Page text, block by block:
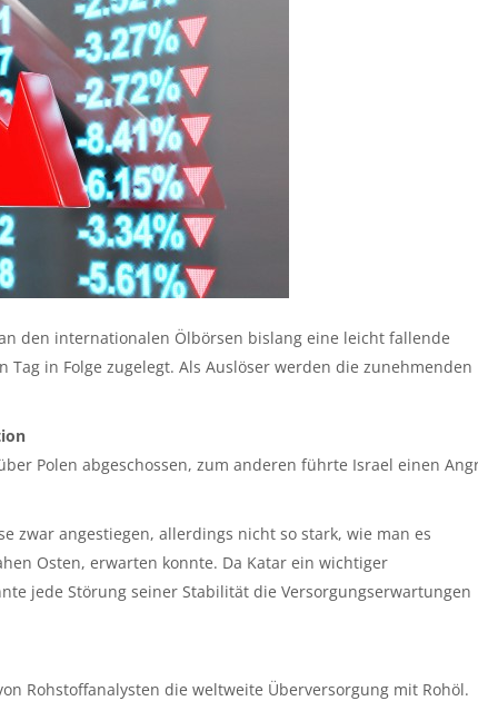
den internationalen Ölbörsen bislang eine leicht fallende
in Folge zugelegt. Als Auslöser werden die zunehmenden
Polen abgeschossen, zum anderen führte Israel einen
zwar angestiegen, allerdings nicht so stark, wie man es
Osten, erwarten konnte. Da Katar ein wichtiger
jede Störung seiner Stabilität die Versorgungserwartungen
Rohstoffanalysten die weltweite Überversorgung mit Rohöl.